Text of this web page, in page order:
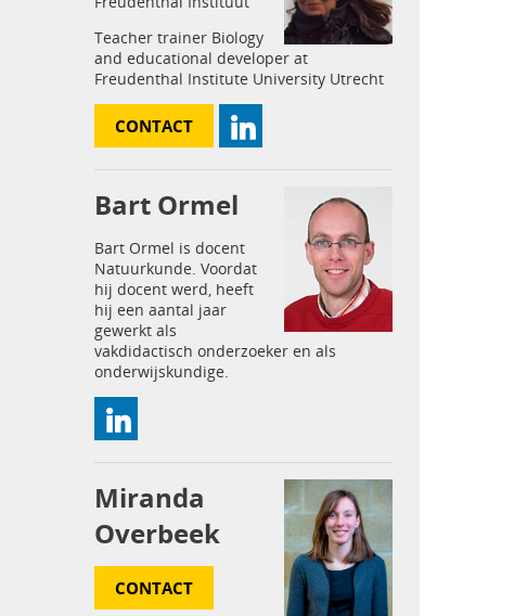
Teacher trainer Biology
and educational developer at
Freudenthal Institute University Utrecht
CONTACT
Bart Ormel
Bart Ormel is docent
Natuurkunde. Voordat
hij docent werd, heeft
hij een aantal jaar
gewerkt als
vakdidactisch onderzoeker en als
onderwijskundige.
Miranda
Overbeek
CONTACT